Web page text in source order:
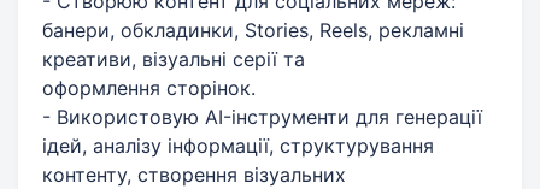
банери, обкладинки, Stories, Reels, рекламні
креативи, візуальні серії та
оформлення сторінок.
- Використовую AI-інструменти для генерації
ідей, аналізу інформації, структурування
контенту, створення візуальних